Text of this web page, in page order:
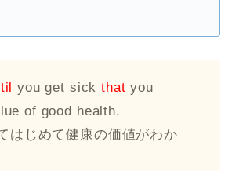
you get sickthat you
of good health.
はじめて健康の価値がわか